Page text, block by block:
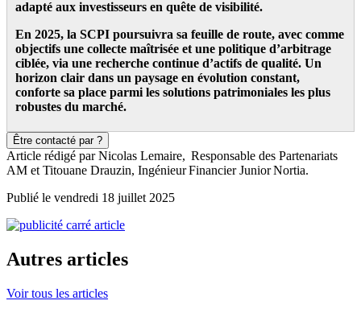
adapté aux investisseurs en quête de visibilité.
En 2025, la SCPI poursuivra sa feuille de route, avec comme
objectifs une collecte maîtrisée et une politique d’arbitrage
ciblée, via une recherche continue d’actifs de qualité. Un
horizon clair dans un paysage en évolution constant,
conforte sa place parmi les solutions patrimoniales les plus
robustes du marché.
Être contacté par ?
Article rédigé par Nicolas Lemaire, Responsable des Partenariats
AM et Titouane Drauzin, Ingénieur Financier Junior Nortia.
Publié le vendredi 18 juillet 2025
Autres articles
Voir tous les articles